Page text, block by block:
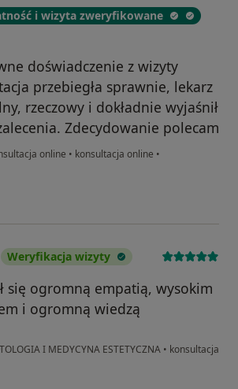
i wizyta zweryfikowane
doświadczenie z wizyty
przebiegła sprawnie, lekarz
rzeczowy i dokładnie wyjaśnił
Zdecydowanie polecam
online • konsultacja online •
Weryfikacja wizyty
się ogromną empatią, wysokim
i ogromną wiedzą
I MEDYCYNA ESTETYCZNA • konsultacja